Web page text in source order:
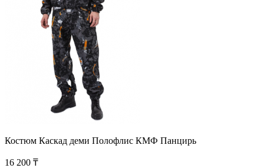
Костюм Каскад деми Полофлис КМФ Панцирь
16 200 ₸